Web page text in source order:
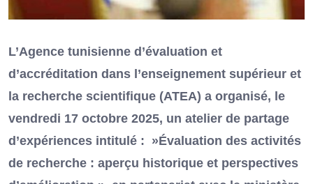
L’Agence tunisienne d’évaluation et
d’accréditation dans l’enseignement supérieur et
la recherche scientifique (ATEA) a organisé, le
vendredi 17 octobre 2025, un atelier de partage
d’expériences intitulé : »Évaluation des activités
de recherche : aperçu historique et perspectives